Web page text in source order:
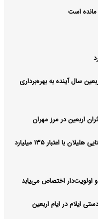
است
سال آینده به بهره‌برداری
اربعین در مرز مهران
آسفالت بیش از ۱۶ هزار مترمربع از معابر روستایی هلیلان با اعتبار ۱۳۵ میلیارد